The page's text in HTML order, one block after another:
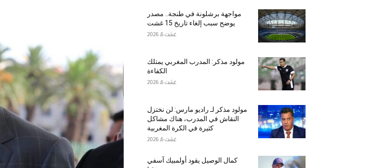
مواجهة برشلونة في طنجة.. مصدر
يوضح سبب إلغاء تاريخ 15 غشت
غشت 6, 2026
مولود مذكر: المدرب المغربي يمتلك
الكفاءة
غشت 6, 2026
مولود مذكر لـ راديو مارس: لن نختزل
النقاش في المدرب، هناك مشاكل
كثيرة في الكرة المغربية
غشت 6, 2026
كمال الوصيل يقود أولمبيك آسفي